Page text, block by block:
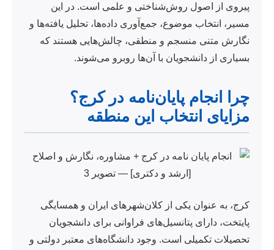
پیروی از اصول روش‌شناختی و علمی است. در این
مسیر، انتخاب موضوع، جمع‌آوری داده‌ها، تحلیل یافته‌ها و
نگارش متنی منسجم و منطقی، چالش‌هایی هستند که
بسیاری از دانشجویان با آن‌ها روبرو می‌شوند.
چرا انجام پایان‌نامه در کرج؟
مزایای انتخاب این منطقه
کرج، به عنوان یکی از کلان‌شهرهای ایران و همسایگی
پایتخت، دارای پتانسیل‌های فراوانی برای دانشجویان
تحصیلات تکمیلی است. وجود دانشگاه‌های معتبر دولتی و